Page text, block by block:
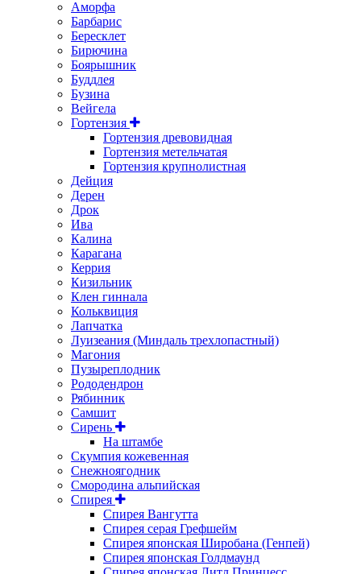
Аморфа
Барбарис
Бересклет
Бирючина
Боярышник
Буддлея
Бузина
Вейгела
Гортензия
Гортензия древовидная
Гортензия метельчатая
Гортензия крупнолистная
Дейция
Дерен
Дрок
Ива
Калина
Карагана
Керрия
Кизильник
Клен гиннала
Кольквиция
Лапчатка
Луизеания (Миндаль трехлопастный)
Магония
Пузыреплодник
Рододендрон
Рябинник
Самшит
Сирень
На штамбе
Скумпия кожевенная
Снежноягодник
Смородина альпийская
Спирея
Спирея Вангутта
Спирея серая Грефшейм
Спирея японская Широбана (Генпей)
Спирея японская Голдмаунд